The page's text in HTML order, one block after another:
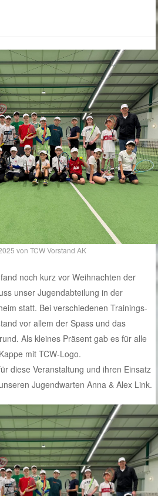
vonTCW Vorstand AK
noch kurz vor Weihnachten der
unser Jugendabteilung in der
statt. Bei verschiedenen Trainings-
vor allem der Spass und das
Als kleines Präsent gab es für alle
mit TCW-Logo.
diese Veranstaltung und ihren Einsatz
Jugendwarten Anna & Alex Link.